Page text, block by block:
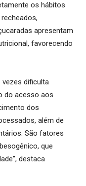
os hábitos
apresentam
favorecendo
vezes dificulta
do acesso aos
dos
além de
São fatores
que
destaca